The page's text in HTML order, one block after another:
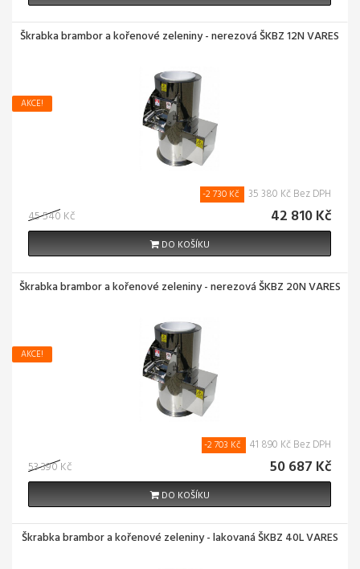
Škrabka brambor a kořenové zeleniny - nerezová ŠKBZ 12N VARES
AKCE!
45 540 Kč
-2 730 Kč 35 380 Kč Bez DPH
42 810 Kč
DO KOŠÍKU
Škrabka brambor a kořenové zeleniny - nerezová ŠKBZ 20N VARES
AKCE!
53 390 Kč
-2 703 Kč 41 890 Kč Bez DPH
50 687 Kč
DO KOŠÍKU
Škrabka brambor a kořenové zeleniny - lakovaná ŠKBZ 40L VARES